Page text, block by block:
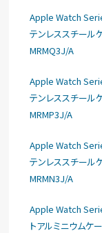
Apple Watch
テンレススチール
MRMQ3J/A
Apple Watch
テンレススチール
MRMP3J/A
Apple Watch
テンレススチール
MRMN3J/A
Apple Watch
トアルミニウムケ